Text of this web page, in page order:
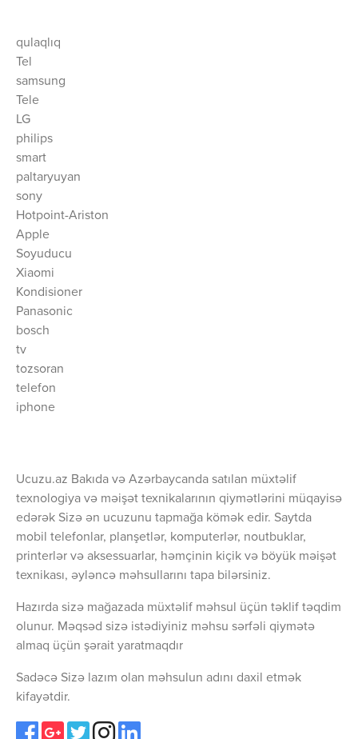
qulaqlıq
Tel
samsung
Tele
LG
philips
smart
paltaryuyan
sony
Hotpoint-Ariston
Apple
Soyuducu
Xiaomi
Kondisioner
Panasonic
bosch
tv
tozsoran
telefon
iphone
Ucuzu.az Bakıda və Azərbaycanda satılan müxtəlif
texnologiya və məişət texnikalarının qiymətlərini müqayisə
edərək Sizə ən ucuzunu tapmağa kömək edir. Saytda
mobil telefonlar, planşetlər, komputerlər, noutbuklar,
printerlər və aksessuarlar, həmçinin kiçik və böyük məişət
texnikası, əyləncə məhsullarını tapa bilərsiniz.
Hazırda sizə mağazada müxtəlif məhsul üçün təklif təqdim
olunur. Məqsəd sizə istədiyiniz məhsu sərfəli qiymətə
almaq üçün şərait yaratmaqdır
Sadəcə Sizə lazım olan məhsulun adını daxil etmək
kifayətdir.